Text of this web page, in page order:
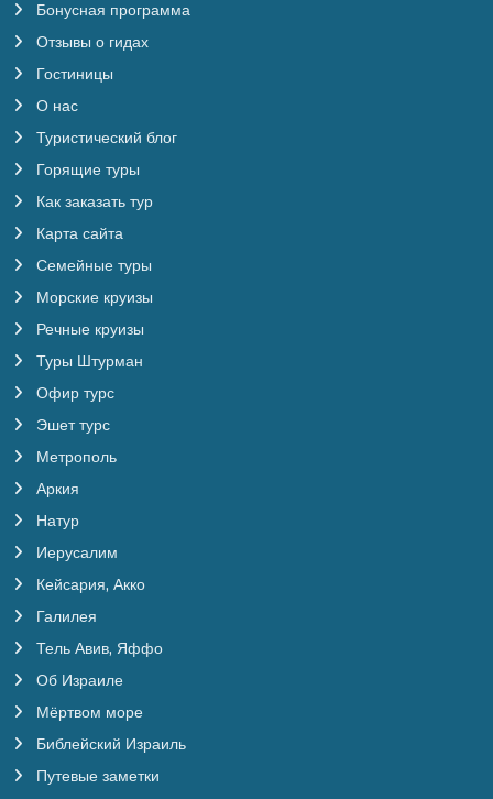
Бонусная программа
Отзывы о гидах
Гостиницы
О нас
Туристический блог
Горящие туры
Как заказать тур
Карта сайта
Семейные туры
Морские круизы
Речные круизы
Туры Штурман
Офир турс
Эшет турс
Метрополь
Аркия
Натур
Иерусалим
Кейсария, Акко
Галилея
Тель Авив, Яффо
Об Израиле
Мёртвом море
Библейский Израиль
Путевые заметки